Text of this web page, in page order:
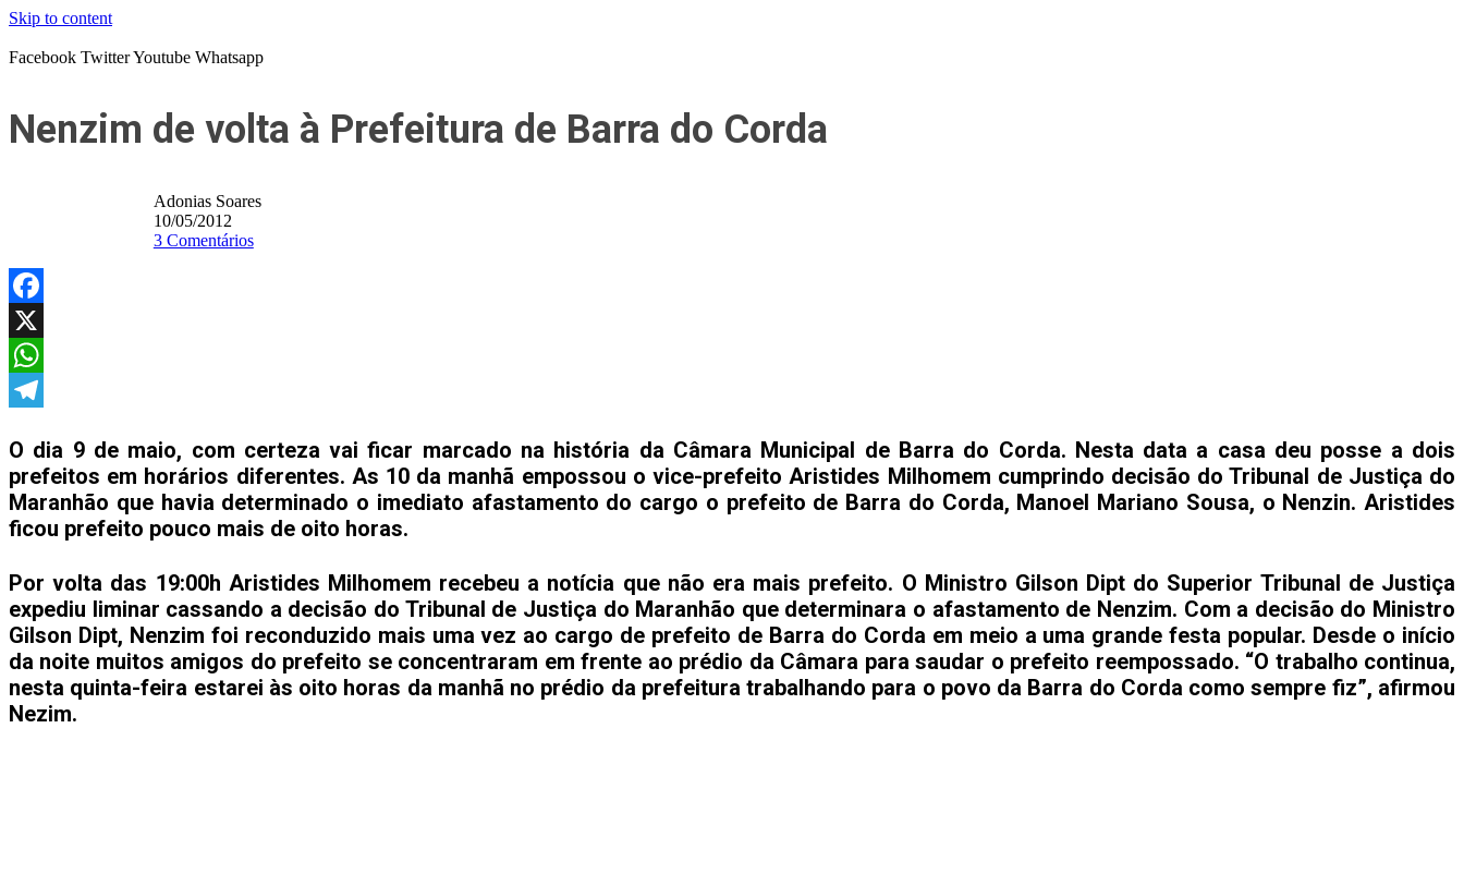
Skip to content
Facebook TwitterYoutube Whatsapp
Nenzim de volta à Prefeitura de Barra do Corda
Adonias Soares
10/05/2012
3 Comentários
Facebook
X
WhatsApp
O dia 9 de maio, com certeza vai ficar marcado na história da Câmara Municipal de Barra do Corda. Nesta data a casa deu posse a dois
prefeitos em horários diferentes. As 10 da manhã empossou o vice-prefeito Aristides Milhomem cumprindo decisão do Tribunal de Justiça do
Maranhão que havia determinado o imediato afastamento do cargo o prefeito de Barra do Corda, Manoel Mariano Sousa, o Nenzin. Aristides
ficou prefeito pouco mais de oito horas.
Por volta das 19:00h Aristides Milhomem recebeu a notícia que não era mais prefeito. O Ministro Gilson Dipt do Superior Tribunal de Justiça
expediu liminar cassando a decisão do Tribunal de Justiça do Maranhão que determinara o afastamento de Nenzim. Com a decisão do Ministro
Gilson Dipt, Nenzim foi reconduzido mais uma vez ao cargo de prefeito de Barra do Corda em meio a uma grande festa popular. Desde o início
da noite muitos amigos do prefeito se concentraram em frente ao prédio da Câmara para saudar o prefeito reempossado. “O trabalho continua,
nesta quinta-feira estarei às oito horas da manhã no prédio da prefeitura trabalhando para o povo da Barra do Corda como sempre fiz”, afirmou
Nezim.